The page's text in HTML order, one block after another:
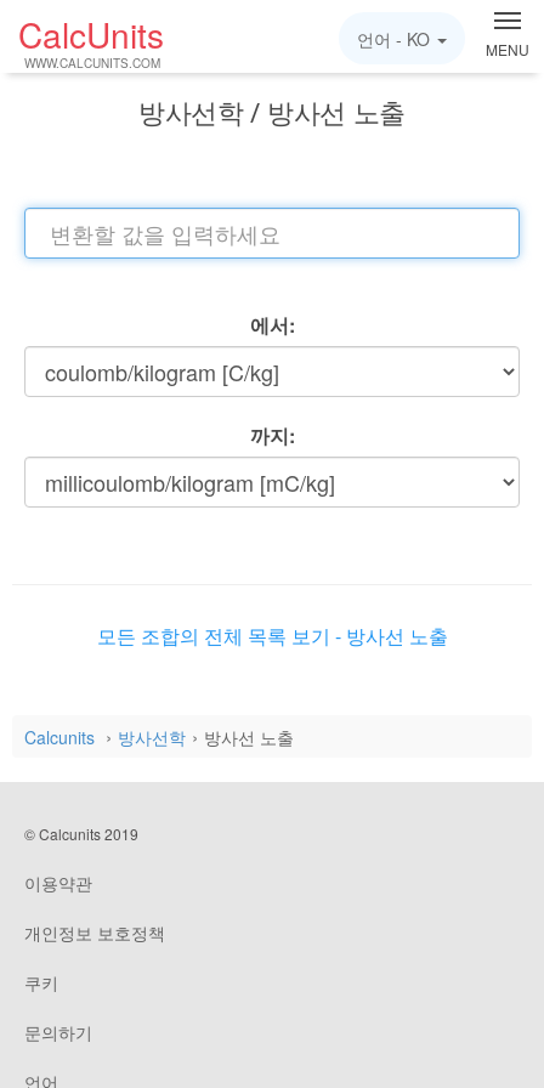
CalcUnits
WWW.CALCUNITS.COM
MENU
언어 - KO
방사선학 / 방사선 노출
에서:
까지:
모든 조합의 전체 목록 보기 - 방사선 노출
Calcunits 방사선학 방사선 노출
© Calcunits 2019
이용약관
개인정보 보호정책
쿠키
문의하기
언어